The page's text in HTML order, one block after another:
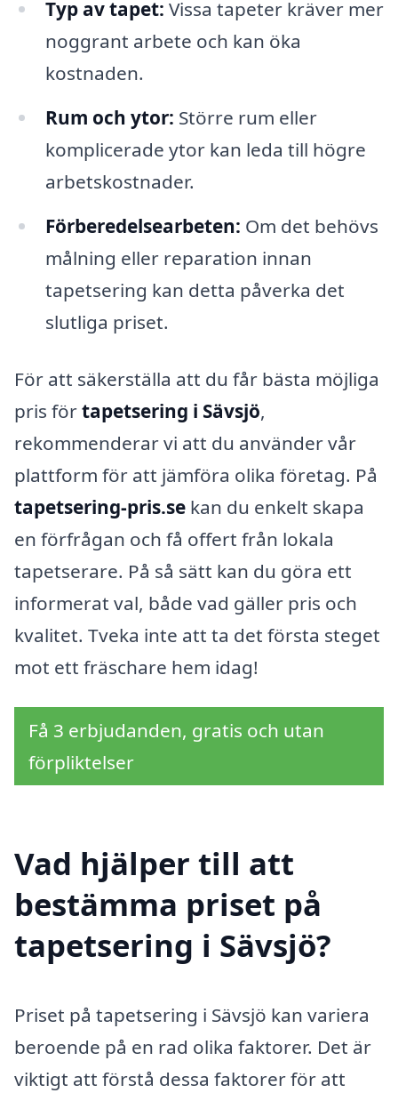
Typ av tapet: Vissa tapeter kräver mer
noggrant arbete och kan öka
kostnaden.
Rum och ytor: Större rum eller
komplicerade ytor kan leda till högre
arbetskostnader.
Förberedelsearbeten: Om det behövs
målning eller reparation innan
tapetsering kan detta påverka det
slutliga priset.
För att säkerställa att du får bästa möjliga
pris förtapetsering i Sävsjö,
rekommenderar vi att du använder vår
plattform för att jämföra olika företag. På
tapetsering-pris.se kan du enkelt skapa
en förfrågan och få offert från lokala
tapetserare. På så sätt kan du göra ett
informerat val, både vad gäller pris och
kvalitet. Tveka inte att ta det första steget
mot ett fräschare hem idag!
Få 3 erbjudanden, gratis och utan
förpliktelser
Vad hjälper till att
bestämma priset på
tapetsering i Sävsjö?
Priset på tapetsering i Sävsjö kan variera
beroende på en rad olika faktorer. Det är
viktigt att förstå dessa faktorer för att